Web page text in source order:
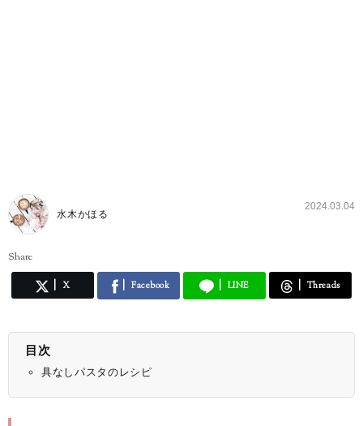
水木かほる
2024.03.04
Share
X Facebook LINE Threads
目次
具なしパスタのレシピ